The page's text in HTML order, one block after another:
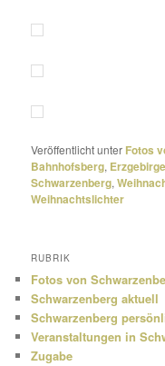
Veröffentlicht unter Fotos
Bahnhofsberg, Erzgebirge
Schwarzenberg,
Weihnachtslichter
RUBRIK
Fotos von
Schwarzenberg aktuell
Schwarzenberg
Veranstaltungen in
Zugabe